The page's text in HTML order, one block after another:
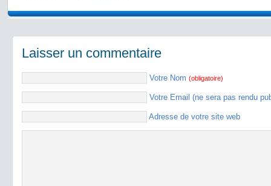
Laisser un commentaire
Votre Nom (obligatoire)
Votre Email (ne sera pas rendu
Adresse de votre site web